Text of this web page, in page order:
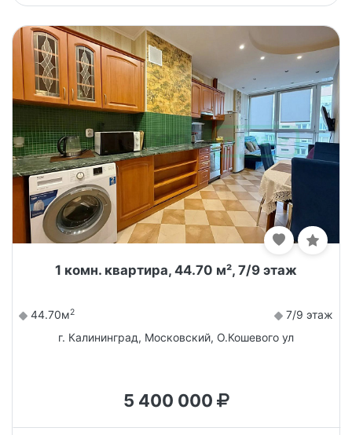
1 комн. квартира, 44.70 м², 7/9 этаж
44.70м2
7/9 этаж
г. Калининград, Московский, О.Кошевого ул
5 400 000